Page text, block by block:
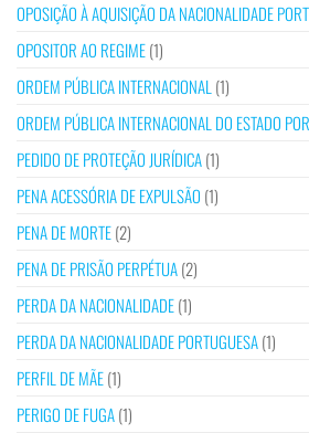
OPOSIÇÃO À AQUISIÇÃO DA NACIONALIDADE
OPOSITOR AO REGIME(1)
ORDEM PÚBLICA INTERNACIONAL (1)
ORDEM PÚBLICA INTERNACIONAL DO ESTADO
PEDIDO DE PROTEÇÃO JURÍDICA(1)
PENA ACESSÓRIA DE EXPULSÃO (1)
PENA DE MORTE(2)
PENA DE PRISÃO PERPÉTUA(2)
PERDA DA NACIONALIDADE(1)
PERDA DA NACIONALIDADE PORTUGUESA(1)
PERFIL DE MÃE(1)
PERIGO DE FUGA(1)